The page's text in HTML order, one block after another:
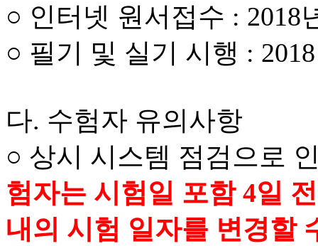
○ 인터넷 원서접수 : 2018
○ 필기 및 실기 시행 :
다. 수험자 유의사항
○ 상시 시스템 점검으로
험자는 시험일 포함 4일
내의 시험 일자를 변경할